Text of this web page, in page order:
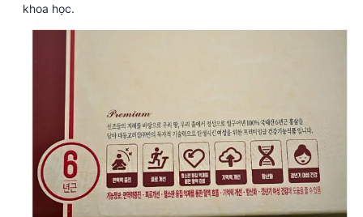
khoa học.